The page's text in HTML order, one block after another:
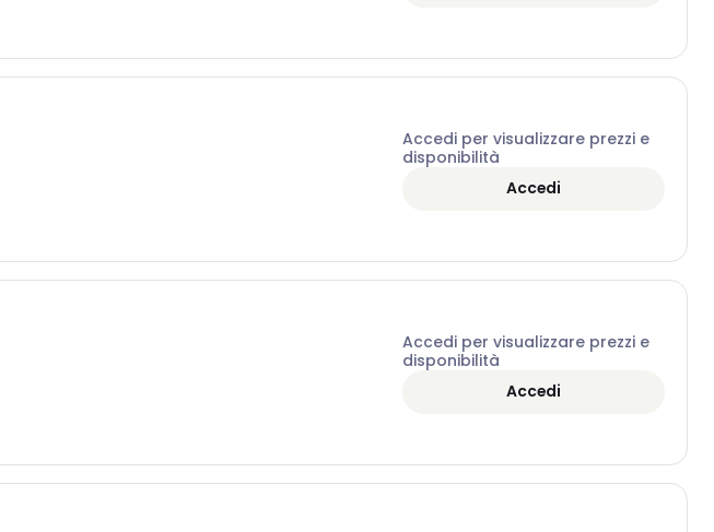
Accedi per visualizzare prezzi e
disponibilità
Accedi
Accedi per visualizzare prezzi e
disponibilità
Accedi